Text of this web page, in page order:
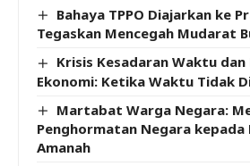
Bahaya TPPO Diajarkan ke
Tegaskan Mencegah Mudarat
Krisis Kesadaran Waktu dan
Ekonomi: Ketika Waktu Tidak
Martabat Warga Negara:
Penghormatan Negara kepada
Amanah